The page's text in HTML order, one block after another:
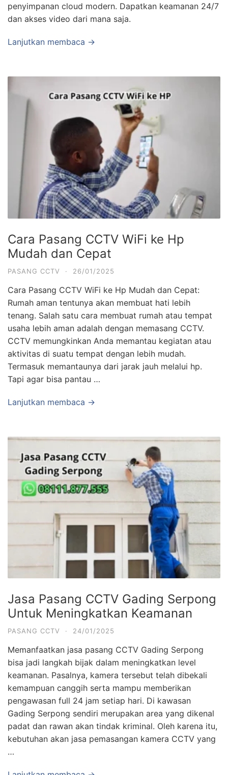
penyimpanan cloud modern. Dapatkan keamanan 24/7
dan akses video dari mana saja.
Lanjutkan membaca →
Cara Pasang CCTV WiFi ke Hp
Mudah dan Cepat
PASANG CCTV · 26/01/2025
Cara Pasang CCTV WiFi ke Hp Mudah dan Cepat:
Rumah aman tentunya akan membuat hati lebih
tenang. Salah satu cara membuat rumah atau tempat
usaha lebih aman adalah dengan memasang CCTV.
CCTV memungkinkan Anda memantau kegiatan atau
aktivitas di suatu tempat dengan lebih mudah.
Termasuk memantaunya dari jarak jauh melalui hp.
Tapi agar bisa pantau …
Lanjutkan membaca →
Jasa Pasang CCTV Gading Serpong
Untuk Meningkatkan Keamanan
PASANG CCTV · 24/01/2025
Memanfaatkan jasa pasang CCTV Gading Serpong
bisa jadi langkah bijak dalam meningkatkan level
keamanan. Pasalnya, kamera tersebut telah dibekali
kemampuan canggih serta mampu memberikan
pengawasan full 24 jam setiap hari. Di kawasan
Gading Serpong sendiri merupakan area yang dikenal
padat dan rawan akan tindak kriminal. Oleh karena itu,
kebutuhan akan jasa pemasangan kamera CCTV yang
…